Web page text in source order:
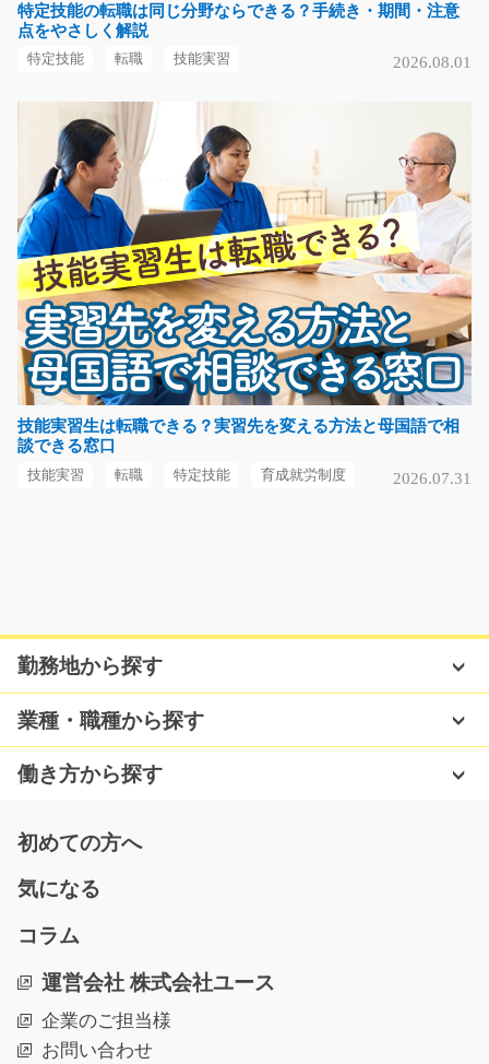
フォークリフトでの部品運搬/y01_00786
い年代の方が活躍中●…
長期（3ヶ月以上）
時給1350円
愛知県名古屋市熱田区
気になる
バスの窓枠部品のピッキング/y04_00609
急募
乗り物として利用されるバスの窓枠フレームを扱う工場
内作業です。 作業は…
長期（3ヶ月以上）
時給1,300円
電子部品の検品や組み立てのお仕事/y08_00962
手のひらサイズの電…
長期（3ヶ月以上）
時給1000円～
大分県中津市
未経験の方も歓迎 病院内での介護補助/g01_0127
夜勤は月4回程度♪病院内で介護士の方のお手伝いをしま
す。未経験の方も大…
長期（3ヶ月以上）
特定技能の転職は同じ分野ならできる？手続き・期間・注意
点をやさしく解説
特定技能 転職 技能実習 2026.08.01
技能実習生は転職できる？実習先を変える方法と母国語で相
談できる窓口
技能実習 転職 特定技能 育成就労制度 2026.07.31
勤務地から探す
業種・職種から探す
働き方から探す
初めての方へ
気になる
コラム
運営会社 株式会社ユース
企業のご担当様
お問い合わせ